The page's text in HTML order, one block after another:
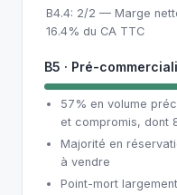
B4.4: 2/2 — Marge
16.4% du CA TTC
B5 · Pré-
57% en volume
et compromis, dont
Majorité en
à vendre
Point-mort